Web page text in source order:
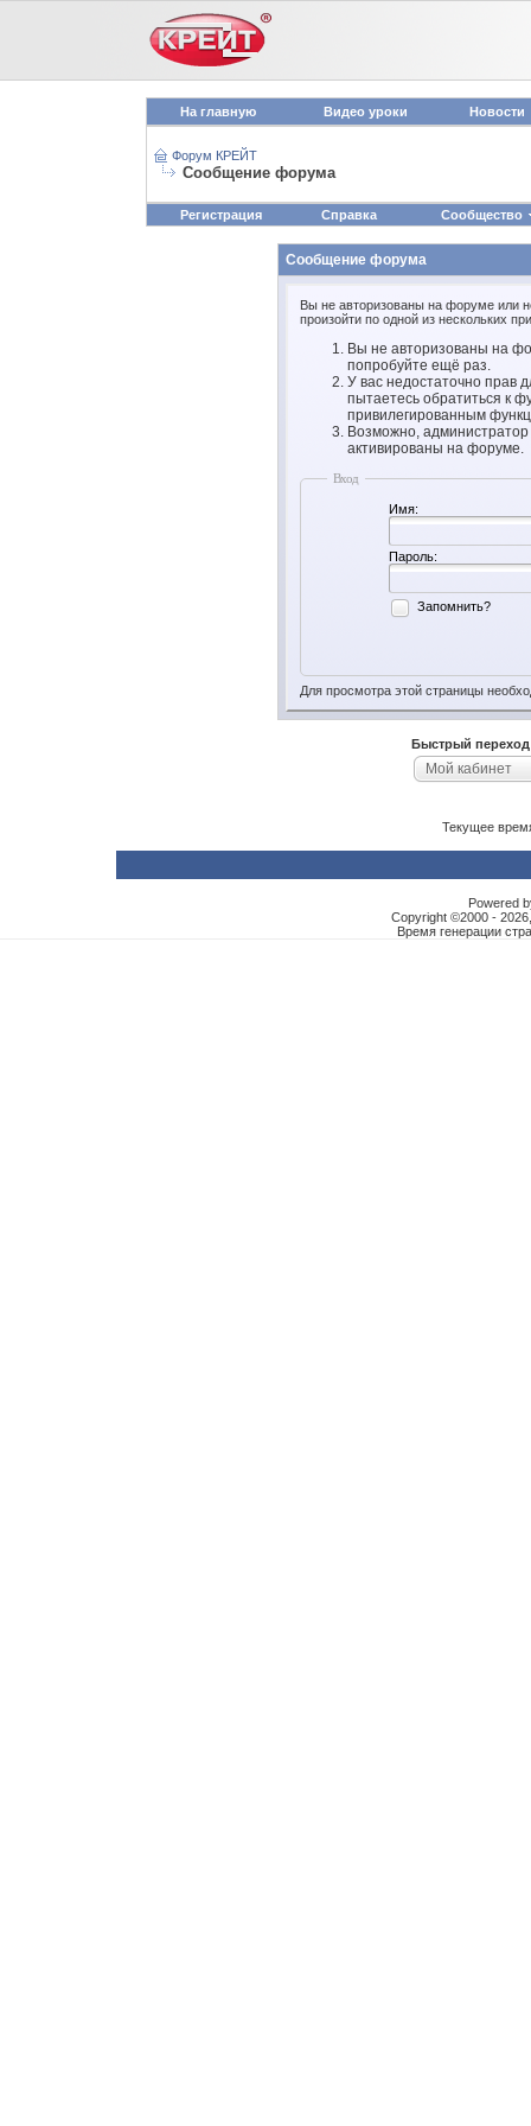
На главную Видео уроки Новости
Форум КРЕЙТ
Сообщение форума
Регистрация Справка Сообщество
Сообщение форума
Вы не авторизованы на форуме или
произойти по одной из нескольких
Вы не авторизованы на
попробуйте ещё раз.
У вас недостаточно прав
пытаетесь обратиться к
привилегированным
Возможно,
активированы на форуме.
Вход
Имя:
Пароль:
Запомнить?
Для просмотра этой страницы
Быстрый переход
Мой кабинет
Текущее
Powered
Copyright ©2000 -
Время генерации